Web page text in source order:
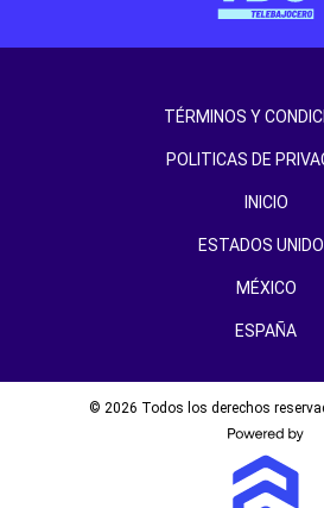
TÉRMINOS Y
POLITICAS DE
INICIO
ESTADOS
MÉXICO
ESPAÑA
© 2026 Todos los derechos